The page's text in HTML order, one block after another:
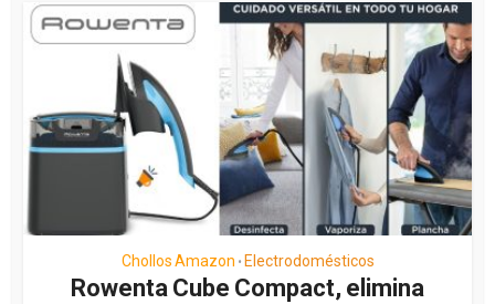
Chollos Amazon • Electrodomésticos
Rowenta Cube Compact, elimina